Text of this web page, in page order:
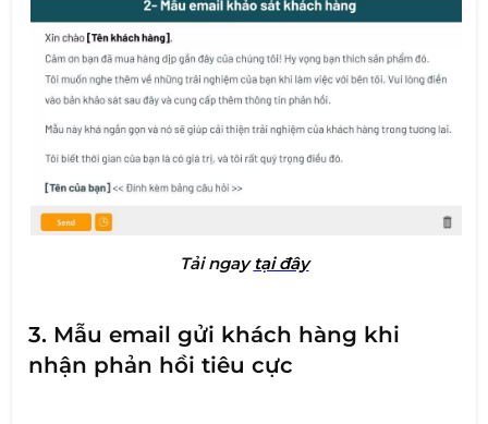
Tải ngay tại đây
3. Mẫu email gửi khách hàng khi
nhận phản hồi tiêu cực